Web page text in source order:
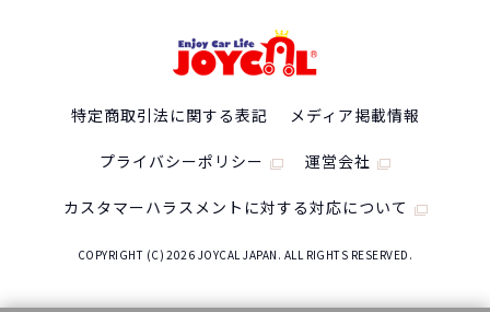
特定商取引法に関する表記 メディア掲載情報
プライバシーポリシー 運営会社
カスタマーハラスメントに対する対応について
COPYRIGHT (C) 2026 JOYCAL JAPAN. ALL RIGHTS RESERVED.